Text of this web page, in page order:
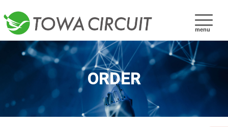
menu
ORDER